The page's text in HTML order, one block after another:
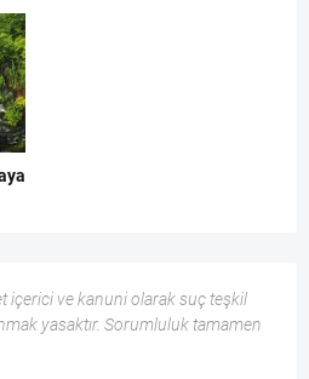
içerici ve kanuni olarak suç teşkil
yasaktır. Sorumluluk tamamen